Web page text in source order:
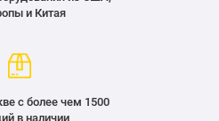
и Китая
с более чем 1500
в наличии